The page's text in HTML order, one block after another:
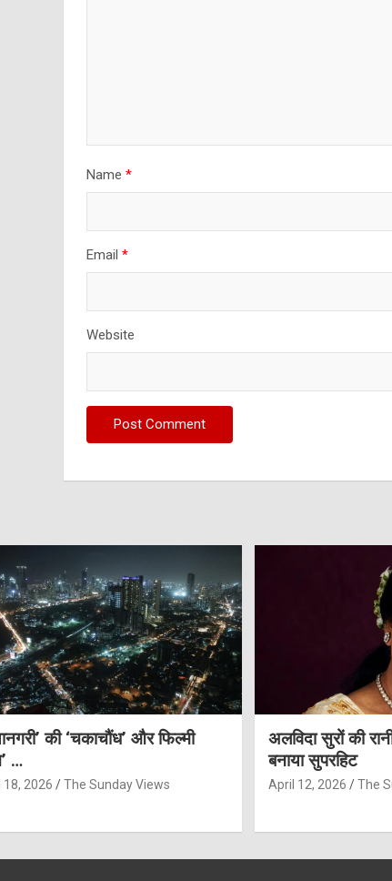
Name *
Email *
Website
की ‘चकाचौंध’ और फिल्मी
…
18, 2026 The Sunday Views
अलविदा सुरों की
बनाया सुपरहिट
April 12, 2026 The